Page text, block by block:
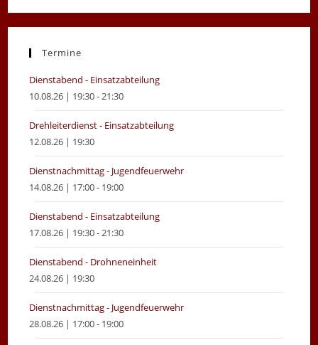
in
new
in
new
Termine
Dienstabend - Einsatzabteilung
10.08.26 | 19:30 - 21:30
Drehleiterdienst - Einsatzabteilung
12.08.26 | 19:30
Dienstnachmittag - Jugendfeuerwehr
14.08.26 | 17:00 - 19:00
Dienstabend - Einsatzabteilung
17.08.26 | 19:30 - 21:30
Dienstabend - Drohneneinheit
24.08.26 | 19:30
Dienstnachmittag - Jugendfeuerwehr
28.08.26 | 17:00 - 19:00